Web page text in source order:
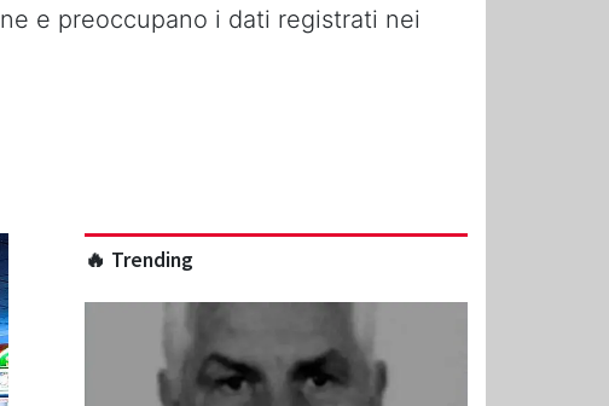
e preoccupano i dati registrati nei
🔥 Trending